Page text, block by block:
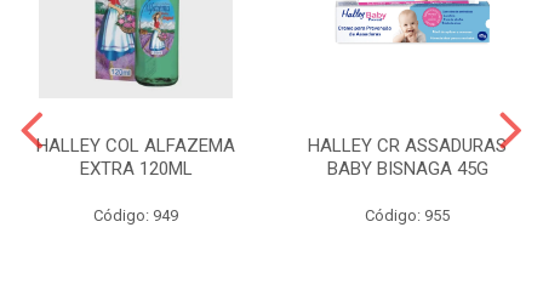
HALLEY COL ALFAZEMA
EXTRA 120ML
Código: 949
HALLEY CR ASSADURAS
BABY BISNAGA 45G
Código: 955